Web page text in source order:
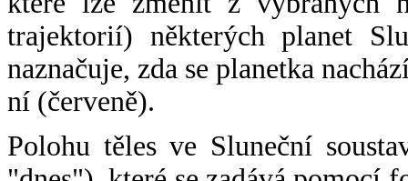
trajektorií) některých planet
naznačuje, zda se planetka
ní (červeně).
Polohu těles ve Sluneční